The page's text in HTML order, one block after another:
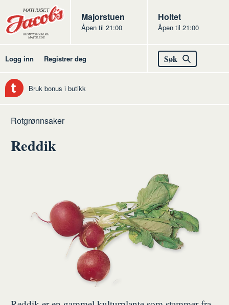
Butikker
Jacobs
Majorstuen
Åpen til 21:00
Jacobs
Holtet
Åpen til 21:00
Logg inn Registrer deg Søk
Bruk bonus i butikk
Hjem
Frukt
grønt
Råvarer
og
grønt
Grønnsaker
Rotgrønnsaker
Reddik